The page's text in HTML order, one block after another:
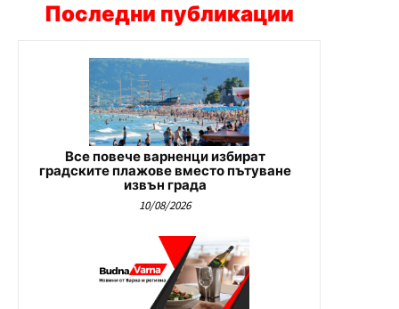
Последни публикации
Все повече варненци избират
градските плажове вместо пътуване
извън града
10/08/2026